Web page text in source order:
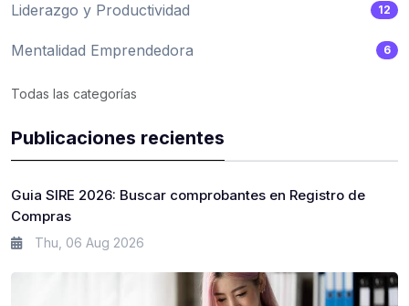
Liderazgo y Productividad 12
Mentalidad Emprendedora 6
Todas las categorías
Publicaciones recientes
Guia SIRE 2026: Buscar comprobantes en Registro de
Compras
Thu, 06 Aug 2026